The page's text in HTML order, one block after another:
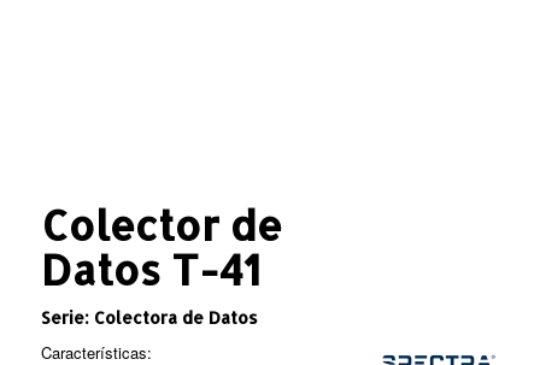
Colector de
Datos T-41
Serie: Colectora de Datos
Características: